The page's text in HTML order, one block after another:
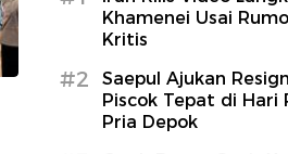
Khamenei Usai
Kritis
#2
Saepul Ajukan
Piscok Tepat di Hari
Pria Depok